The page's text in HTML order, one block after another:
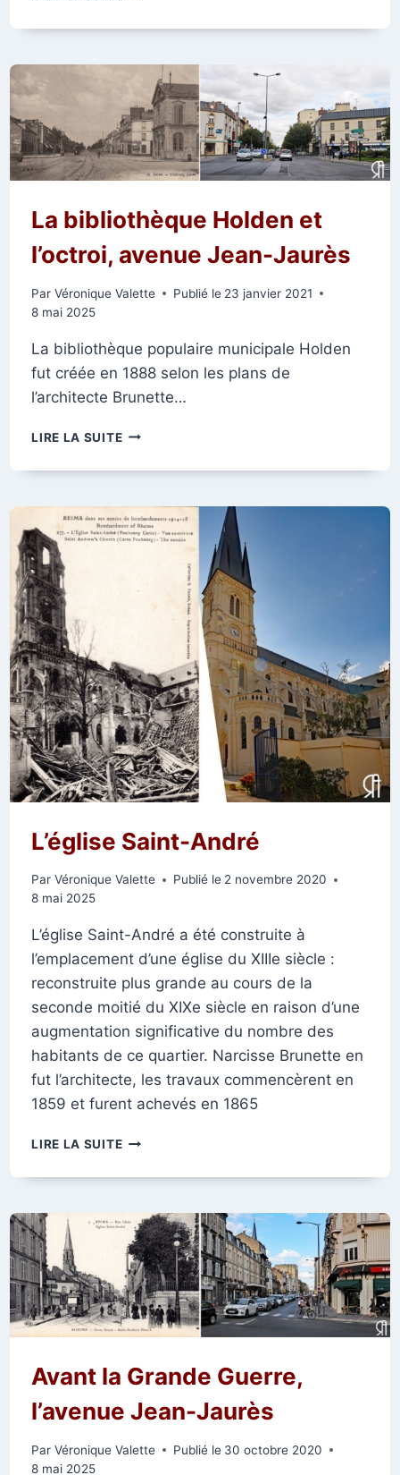
ANDRÉ
LA
GUERRE
DE
14-
18
La bibliothèque Holden et
l’octroi, avenue Jean-Jaurès
Par Véronique Valette Publié le 23 janvier 2021
8 mai 2025
La bibliothèque populaire municipale Holden
fut créée en 1888 selon les plans de
l’architecte Brunette…
LIRE LA SUITELA
HOLDEN
L’OCTROI,
AVENUE
JEAN-
L’église Saint-André
Par Véronique Valette Publié le 2 novembre 2020
8 mai 2025
L’église Saint-André a été construite à
l’emplacement d’une église du XIIIe siècle :
reconstruite plus grande au cours de la
seconde moitié du XIXe siècle en raison d’une
augmentation significative du nombre des
habitants de ce quartier. Narcisse Brunette en
fut l’architecte, les travaux commencèrent en
1859 et furent achevés en 1865
LIRE LA SUITEL’ÉGLISE
ANDRÉ
Avant la Grande Guerre,
l’avenue Jean-Jaurès
Par Véronique Valette Publié le 30 octobre 2020
8 mai 2025